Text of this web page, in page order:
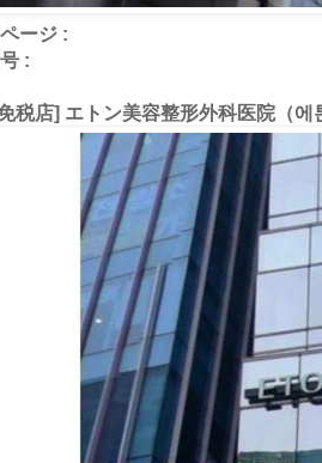
ージ :
:
税店] エトン美容整形外科医院（에